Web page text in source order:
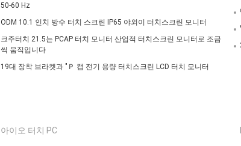
50-60 Hz
ODM 10.1 인치 방수 터치 스크린 IP65 야외이 터치스크린 모니터
크주터치 21.5는 PCAP 터치 모니터 산업적 터치스크린 모니터로 조금
씩 움직입니다
19대 장착 브라켓과 "Ｐ 캡 전기 용량 터치스크린 LCD 터치 모니터
아이오 터치 PC